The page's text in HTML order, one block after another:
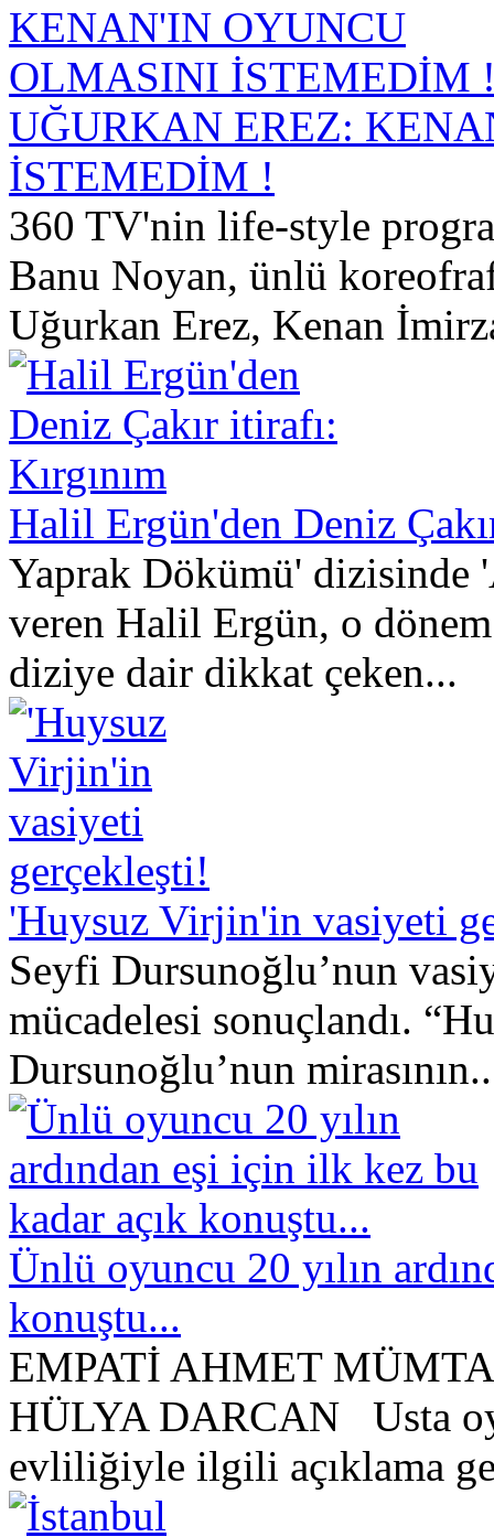
UĞURKAN EREZ:
İSTEMEDİM !
360 TV'nin life-style
Banu Noyan, ünlü
Uğurkan Erez, Kenan
Halil Ergün'den Deniz
Yaprak Dökümü' dizisinde
veren Halil Ergün, o
diziye dair dikkat çeken...
'Huysuz Virjin'in vasiyeti
Seyfi Dursunoğlu’nun
mücadelesi sonuçlandı.
Dursunoğlu’nun
Ünlü oyuncu 20 yılın
konuştu...
EMPATİ AHMET
HÜLYA DARCAN Usta
evliliğiyle ilgili açıklama